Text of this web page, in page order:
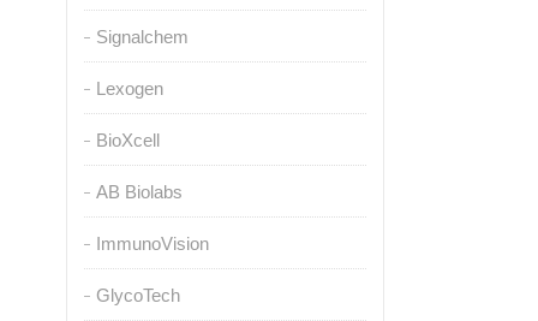
Signalchem
Lexogen
BioXcell
AB Biolabs
ImmunoVision
GlycoTech